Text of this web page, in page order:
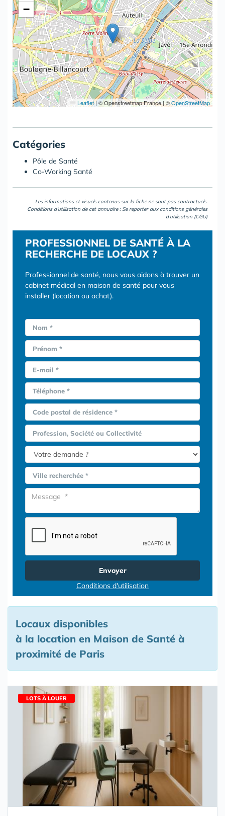
−
Leaflet|© Openstreetmap France | ©OpenStreetMap
Catégories
Pôle de Santé
Co-Working Santé
Les informations et visuels contenus sur la fiche ne sont pas contractuels.
Conditions d'utilisation de cet annuaire : Se reporter aux conditions générales
d'utilisation (CGU)
PROFESSIONNEL DE SANTÉ À LA
RECHERCHE DE LOCAUX ?
Professionnel de santé, nous vous aidons à trouver un
cabinet médical en maison de santé pour vous
installer (location ou achat).
Nom *
Prénom *
E-mail *
Téléphone *
Code postal de résidence *
Profession, Société ou Collectivité
Ville recherchée *
Envoyer
Conditions d'utilisation
Locaux disponibles
à la location en Maison de Santé à
proximité de Paris
LOTS À LOUER